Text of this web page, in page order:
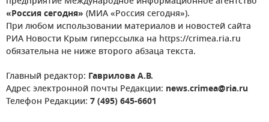
«Россия сегодня» (МИА «Россия сегодня»).
При любом использовании материалов и новостей сайта
РИА Новости Крым гиперссылка на https://crimea.ria.ru
обязательна не ниже второго абзаца текста.
Главный редактор: Гаврилова А.В.
Адрес электронной почты Редакции: news.crimea@ria.ru
Телефон Редакции: 7 (495) 645-6601